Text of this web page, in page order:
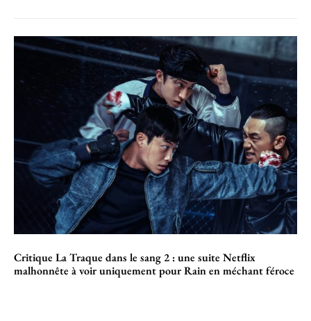
Critique La Traque dans le sang 2 : une suite Netflix
malhonnête à voir uniquement pour Rain en méchant féroce